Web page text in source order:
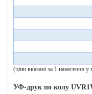
(ціни вказані за 1
УФ-друк по колу